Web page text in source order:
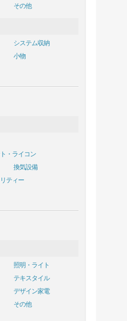
その他
システム収納
小物
・ライコン
換気設備
ティー
照明・ライト
テキスタイル
デザイン家電
その他